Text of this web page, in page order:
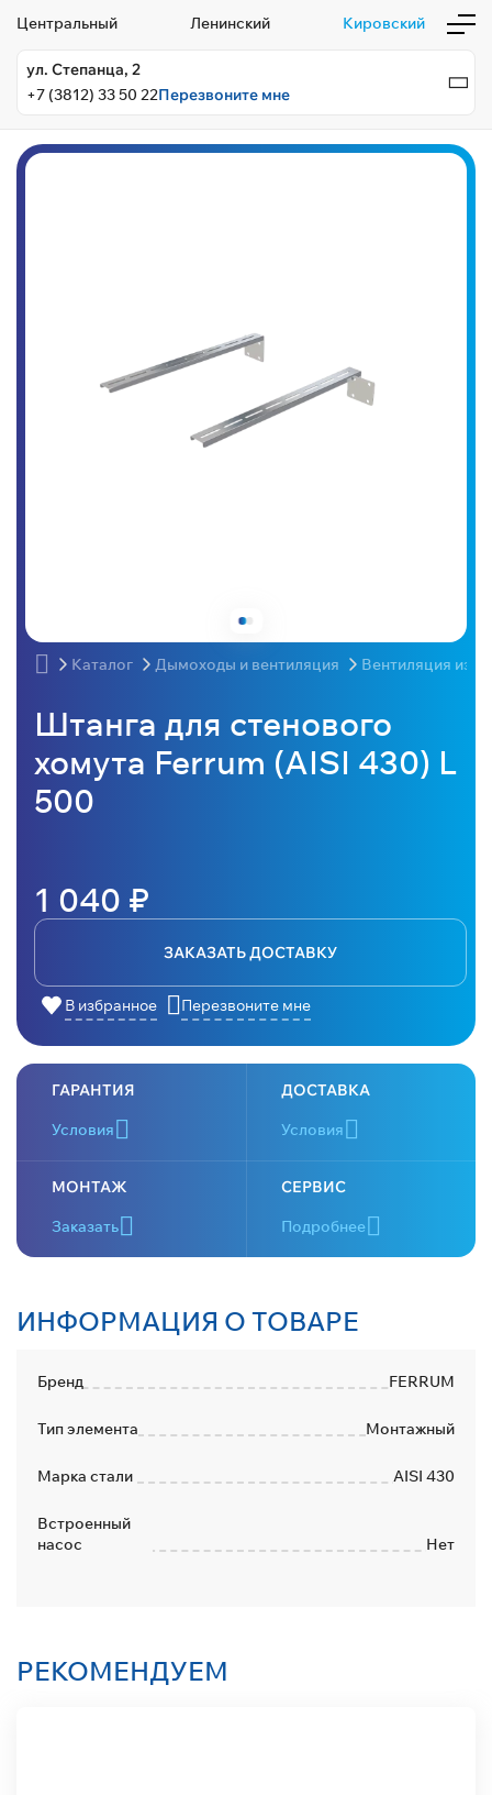
Центральный Ленинский Кировский
ул. Степанца, 2
+7 (3812) 33 50 22Перезвоните мне
Каталог Дымоходы и вентиляция Вентиляция из
Штанга для стенового
хомута Ferrum (AISI 430) L
500
1 040 ₽
ЗАКАЗАТЬ ДОСТАВКУ
В избранное Перезвоните мне
ГАРАНТИЯ
Условия
ДОСТАВКА
Условия
МОНТАЖ
Заказать
СЕРВИС
Подробнее
ИНФОРМАЦИЯ О ТОВАРЕ
Бренд FERRUM
Тип элемента Монтажный
Марка стали AISI 430
Встроенный
насос
Нет
РЕКОМЕНДУЕМ